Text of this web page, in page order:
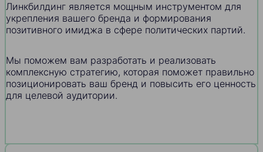
Линкбилдинг является мощным инструментом для
укрепления вашего бренда и формирования
позитивного имиджа в сфере политических партий.
Мы поможем вам разработать и реализовать
комплексную стратегию, которая поможет правильно
позиционировать ваш бренд и повысить его ценность
для целевой аудитории.